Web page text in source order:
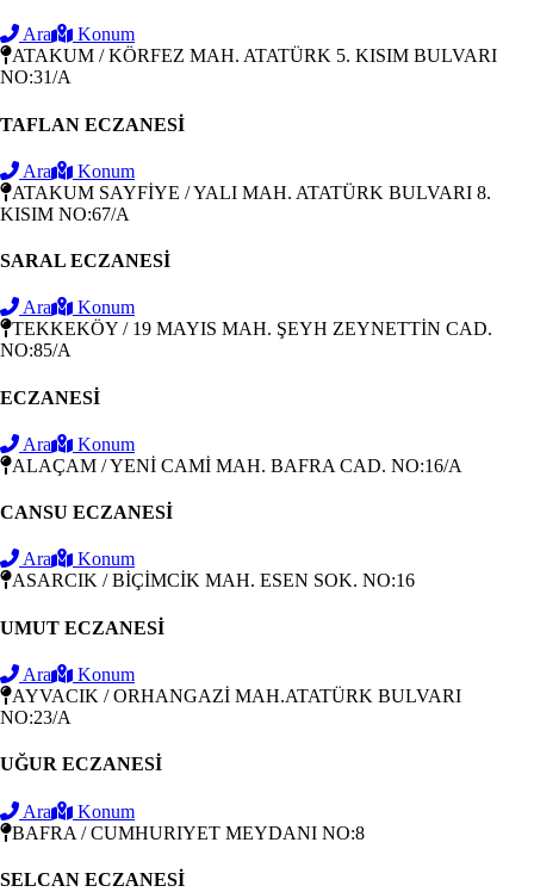
Ara
Konum
ATAKUM / KÖRFEZ MAH. ATATÜRK 5. KISIM BULVARI
NO:31/A
TAFLAN ECZANESİ
Ara
Konum
ATAKUM SAYFİYE / YALI MAH. ATATÜRK BULVARI 8.
KISIM NO:67/A
SARAL ECZANESİ
Ara
Konum
TEKKEKÖY / 19 MAYIS MAH. ŞEYH ZEYNETTİN CAD.
NO:85/A
ECZANESİ
Ara
Konum
ALAÇAM / YENİ CAMİ MAH. BAFRA CAD. NO:16/A
CANSU ECZANESİ
Ara
Konum
ASARCIK / BİÇİMCİK MAH. ESEN SOK. NO:16
UMUT ECZANESİ
Ara
Konum
AYVACIK / ORHANGAZİ MAH.ATATÜRK BULVARI
NO:23/A
UĞUR ECZANESİ
Ara
Konum
BAFRA / CUMHURIYET MEYDANI NO:8
SELCAN ECZANESİ